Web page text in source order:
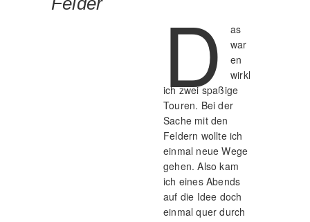
D
as
war
en
wirkl
ich zwei spaßige
Touren. Bei der
Sache mit den
Feldern wollte ich
einmal neue Wege
gehen. Also kam
ich eines Abends
auf die Idee doch
einmal quer durch